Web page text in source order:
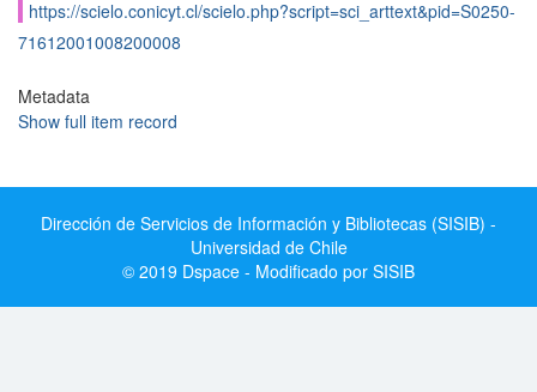
https://scielo.conicyt.cl/scielo.php?script=sci_arttext&pid=S0250-
71612001008200008
Metadata
Show full item record
Dirección de Servicios de Información y Bibliotecas (SISIB) -
Universidad de Chile
© 2019 Dspace - Modificado por SISIB